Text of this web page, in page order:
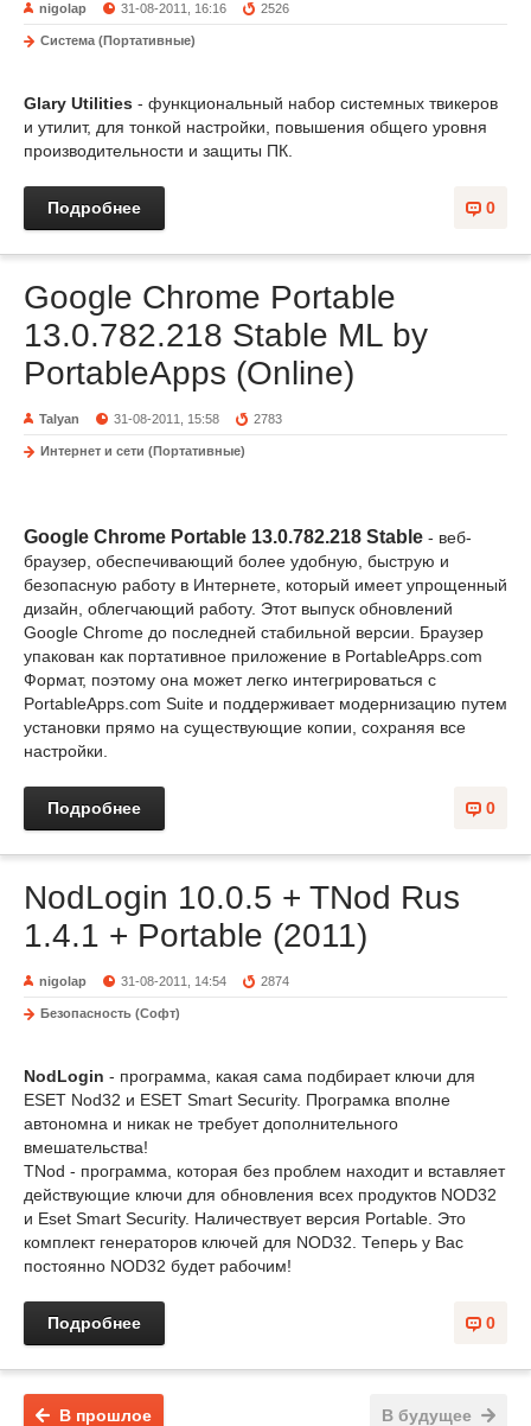
nigolap 31-08-2011, 16:16 2526
Система (Портативные)
Glary Utilities - функциональный набор системных твикеров
и утилит, для тонкой настройки, повышения общего уровня
производительности и защиты ПК.
0
Подробнее
Google Chrome Portable
13.0.782.218 Stable ML by
PortableApps (Online)
Talyan 31-08-2011, 15:58 2783
Интернет и сети (Портативные)
Google Chrome Portable 13.0.782.218 Stable - веб-
браузер, обеспечивающий более удобную, быструю и
безопасную работу в Интернете, который имеет упрощенный
дизайн, облегчающий работу. Этот выпуск обновлений
Google Chrome до последней стабильной версии. Браузер
упакован как портативное приложение в PortableApps.com
Формат, поэтому она может легко интегрироваться с
PortableApps.com Suite и поддерживает модернизацию путем
установки прямо на существующие копии, сохраняя все
настройки.
0
Подробнее
NodLogin 10.0.5 + TNod Rus
1.4.1 + Portable (2011)
nigolap 31-08-2011, 14:54 2874
Безопасность (Софт)
NodLogin - программa, какая сама подбирает ключи для
ESET Nod32 и ESET Smart Security. Програмка вполне
автономна и никак не требует дополнительного
вмешательства!
TNod - программа, которая без проблем находит и вставляет
действующие ключи для обновления всех продуктов NOD32
и Eset Smart Security. Наличествует версия Portable. Это
комплект генераторов ключей для NOD32. Теперь у Вас
постоянно NOD32 будет рабочим!
0
Подробнее
В будущее
В прошлое